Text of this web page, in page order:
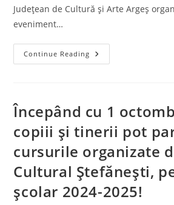
Județean de Cultură și Arte Argeș
eveniment…
Continue Reading Doina
Argeșului
Dedicat
Zilei
A
Persoanelor
Vârstnice
Începând cu 1
copiii și tinerii pot
cursurile organizate
Cultural Ștefănești,
școlar 2024-2025!